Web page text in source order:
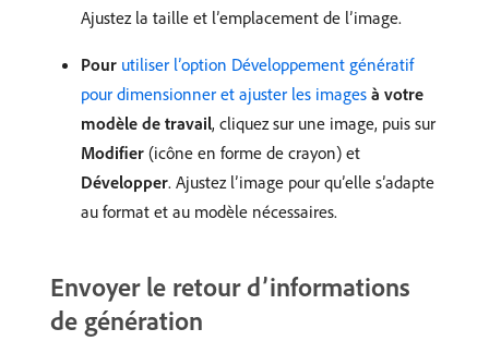
Ajustez la taille et l’emplacement de l’image.
Pour utiliser l’option Développement génératif
pour dimensionner et ajuster les images à votre
modèle de travail, cliquez sur une image, puis sur
Modifier (icône en forme de crayon) et
Développer. Ajustez l’image pour qu’elle s’adapte
au format et au modèle nécessaires.
Envoyer le retour d’informations
de génération